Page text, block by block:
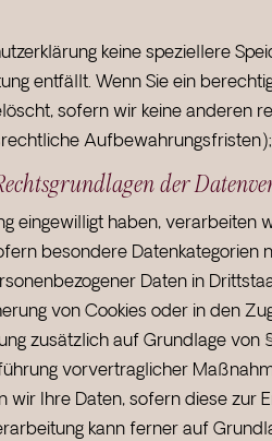
keine speziellere
entfällt. Wenn Sie ein
sofern wir keine anderen
der
eingewilligt haben, verarbeiten
besondere
Daten in
von Cookies oder in den
zusätzlich auf Grundlage von
vorvertraglicher
wir Ihre Daten, sofern diese
kann ferner auf